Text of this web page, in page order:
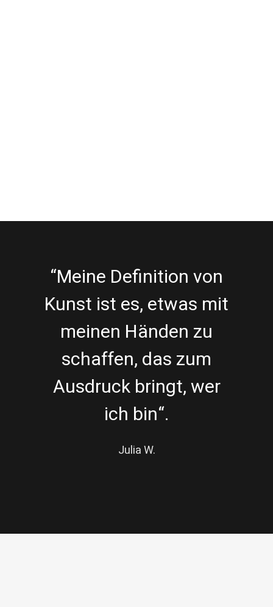
“Meine Definition von
Kunst ist es, etwas mit
meinen Händen zu
schaffen, das zum
Ausdruck bringt, wer
ich bin“.
Julia W.